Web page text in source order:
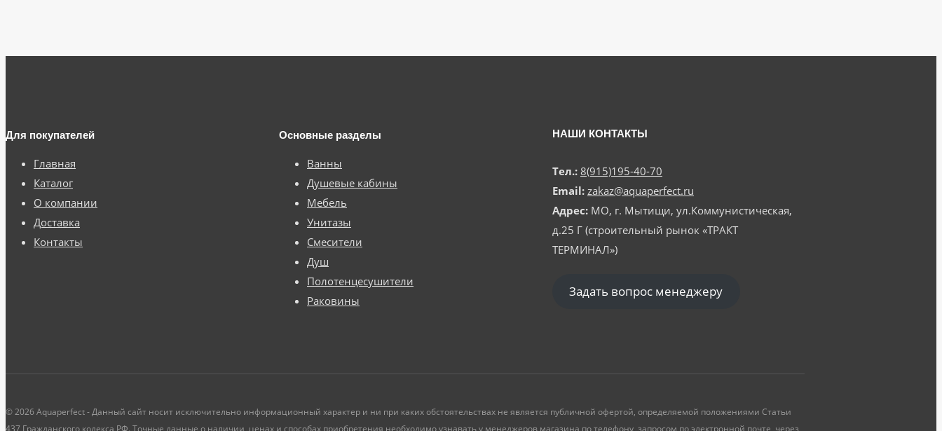
Для покупателей
Главная
Каталог
О компании
Доставка
Контакты
Основные разделы
Ванны
Душевые кабины
Мебель
Унитазы
Смесители
Душ
Полотенцесушители
Раковины
НАШИ КОНТАКТЫ
Тел.: 8(915)195-40-70
Email: zakaz@aquaperfect.ru
Адрес: МО, г. Мытищи, ул.Коммунистическая,
д.25 Г (строительный рынок «ТРАКТ
ТЕРМИНАЛ»)
Задать вопрос менеджеру
© 2026 Aquaperfect - Данный сайт носит исключительно информационный характер и ни при каких обстоятельствах не является публичной офертой, определяемой положениями Статьи